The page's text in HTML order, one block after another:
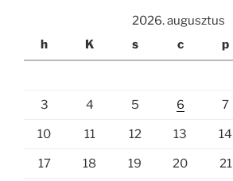
2026. augusztus
h
K s c p
3 4 5 6 7
10 11 12 13 14
17 18 19 20 21